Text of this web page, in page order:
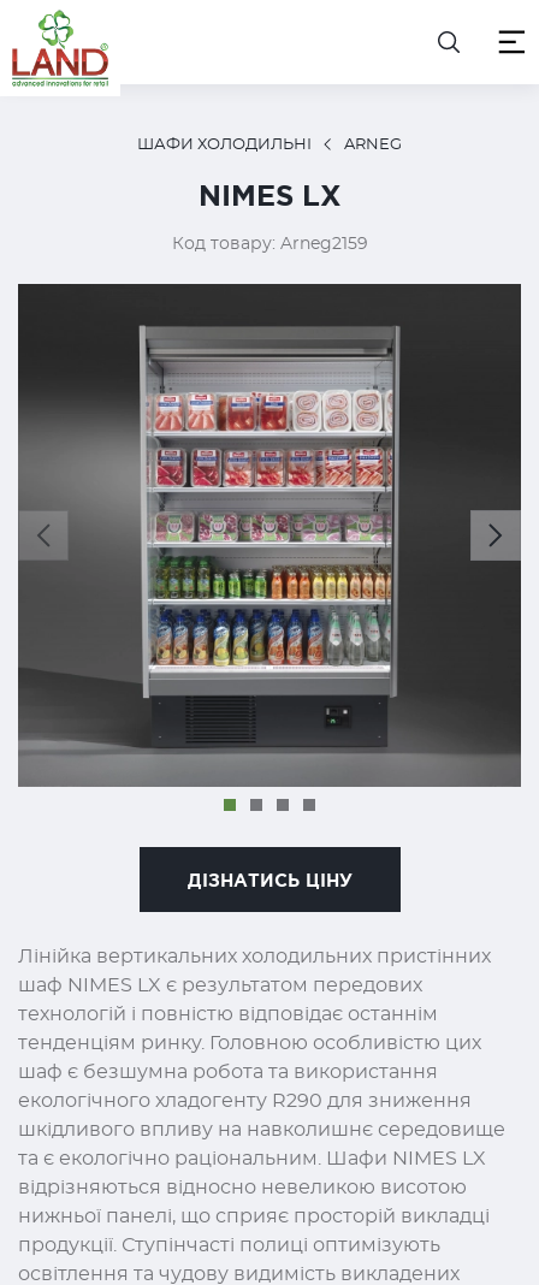
ШАФИ ХОЛОДИЛЬНІ ARNEG
NIMES LX
Код товару: Arneg2159
ДІЗНАТИСЬ ЦІНУ
Лінійка вертикальних холодильних пристінних
шаф NIMES LX є результатом передових
технологій і повністю відповідає останнім
тенденціям ринку. Головною особливістю цих
шаф є безшумна робота та використання
екологічного хладогенту R290 для зниження
шкідливого впливу на навколишнє середовище
та є екологічно раціональним. Шафи NIMES LX
відрізняються відносно невеликою висотою
нижньої панелі, що сприяє просторій викладці
продукції. Ступінчасті полиці оптимізують
освітлення та чудову видимість викладених